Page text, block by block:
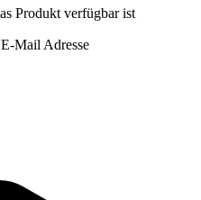
Produkt verfügbar ist
Mail Adresse